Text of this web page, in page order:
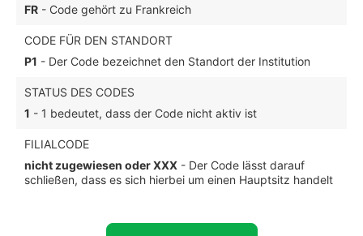
FR - Code gehört zu Frankreich
CODE FÜR DEN STANDORT
P1 - Der Code bezeichnet den Standort der Institution
STATUS DES CODES
1 - 1 bedeutet, dass der Code nicht aktiv ist
FILIALCODE
nicht zugewiesen oder XXX - Der Code lässt darauf
schließen, dass es sich hierbei um einen Hauptsitz handelt